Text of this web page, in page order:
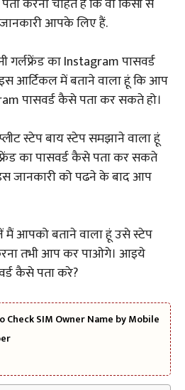
आपके लिए हैं.
का Instagram पासवर्ड
आर्टिकल में बताने वाला हूं कि आप
पासवर्ड कैसे पता कर सकते हो।
स्टेप बाय स्टेप समझाने वाला हूं
का पासवर्ड कैसे पता कर सकते
जानकारी को पढने के बाद आप
मैं आपको बताने वाला हूं उसे स्टेप
तभी आप कर पाओगे। आइये
कैसे पता करे?
Check SIM Owner Name by Mobile